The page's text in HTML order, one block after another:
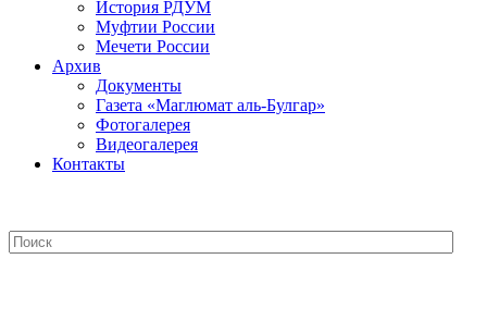
История РДУМ
Муфтии России
Мечети России
Архив
Документы
Газета «Маглюмат аль-Булгар»
Фотогалерея
Видеогалерея
Контакты